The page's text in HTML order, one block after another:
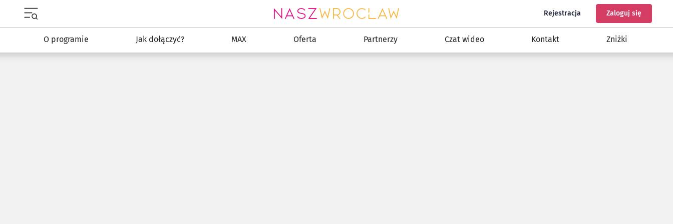
Rejestracja do programu Nasz Wrocław
Zaloguj siędo konta
O programie Jak dołączyć? MAX Oferta Partnerzy Czat wideo Kontakt Zniżki